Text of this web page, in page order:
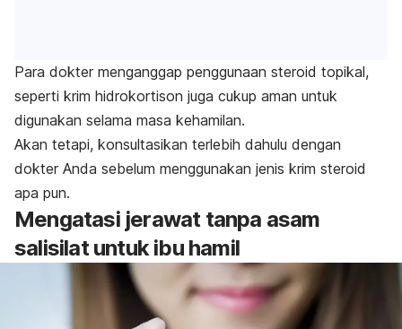
Para dokter menganggap penggunaan steroid topikal,
seperti krim hidrokortison juga cukup aman untuk
digunakan selama masa kehamilan.
Akan tetapi, konsultasikan terlebih dahulu dengan
dokter Anda sebelum menggunakan jenis krim steroid
apa pun.
Mengatasi jerawat tanpa asam
salisilat untuk ibu hamil